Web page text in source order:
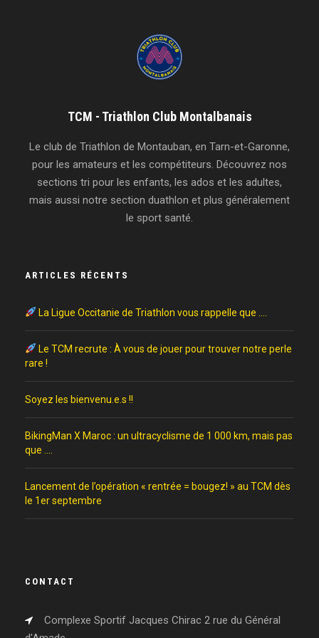
TCM - Triathlon Club Montalbanais
Le club de Triathlon de Montauban, en Tarn-et-Garonne,
pour les amateurs et les compétiteurs. Découvrez nos
sections tri pour les enfants, les ados et les adultes,
mais aussi notre section duathlon et plus généralement
le sport santé.
ARTICLES RÉCENTS
La Ligue Occitanie de Triathlon vous rappelle que ….
Le TCM recrute : À vous de jouer pour trouver notre perle
rare !
Soyez les bienvenu.e.s !!
BikingMan X Maroc : un ultracyclisme de 1 000 km, mais pas
que ….
Lancement de l’opération « rentrée = bougez! » au TCM dès
le 1er septembre
CONTACT
Complexe Sportif Jacques Chirac 2 rue du Général